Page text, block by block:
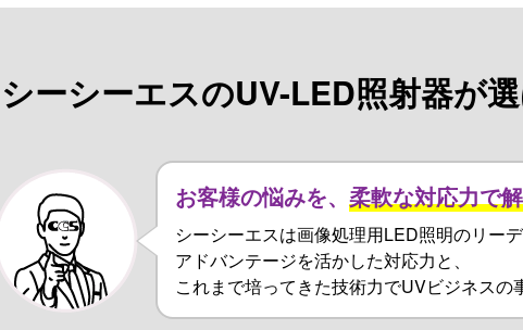
シーシーエスのUV-LED照射器が
お客様の悩みを、 柔軟な対応力で
シーシーエスは画像処理用LED照明のリー
アドバンテージを活かした対応力と、
これまで培ってきた技術力でUVビジネスの